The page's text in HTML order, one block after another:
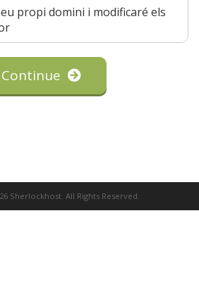
propi domini i modificaré els
Continue
Sherlockhost. All Rights Reserved.